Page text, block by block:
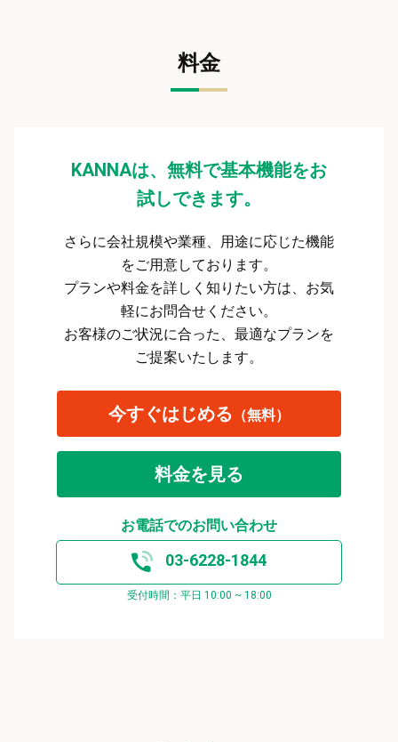
料金
KANNAは、無料で基本機能をお
試しできます。
さらに会社規模や業種、用途に応じた機能
をご用意しております。
プランや料金を詳しく知りたい方は、お気
軽にお問合せください。
お客様のご状況に合った、最適なプランを
ご提案いたします。
今すぐはじめる （無料）
料金を見る
お電話でのお問い合わせ
03-6228-1844
受付時間：平日 10:00 ~ 18:00